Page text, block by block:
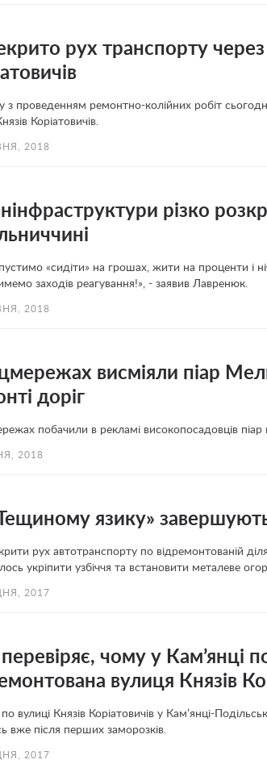
рух транспорту
з проведенням ремонтно-колійних робіт
Коріатовичів.
2018
різко
«сидіти» на грошах, жити на проценти і
заходів реагування!», - заявив Лавренюк.
2018
висміяли піар
доріг
побачили в рекламі високопосадовців
2018
язику»
рух автотранспорту по відремонтованій
укріпити узбіччя та встановити металеве
2017
чому у Кам’янці
вулиця Князів
вулиці Князів Коріатовичів у Кам’янці-
вже після перших заморозків.
2017